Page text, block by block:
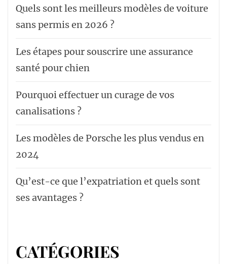
Quels sont les meilleurs modèles de voiture
sans permis en 2026 ?
Les étapes pour souscrire une assurance
santé pour chien
Pourquoi effectuer un curage de vos
canalisations ?
Les modèles de Porsche les plus vendus en
2024
Qu’est-ce que l’expatriation et quels sont
ses avantages ?
CATÉGORIES